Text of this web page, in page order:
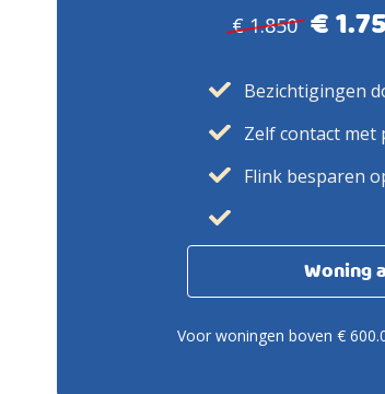
€ 1.850 €
Bezichtigingen
Zelf contact
Flink besparen
Woning
Voor woningen boven €